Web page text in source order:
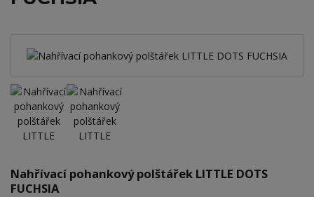
Nahřívací pohankový polštářek LITTLE DOTS
FUCHSIA